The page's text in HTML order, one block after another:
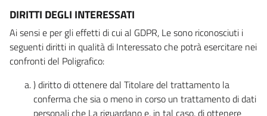
DIRITTI DEGLI INTERESSATI
Ai sensi e per gli effetti di cui al GDPR, Le sono riconosciuti i
seguenti diritti in qualità di Interessato che potrà esercitare nei
confronti del Poligrafico:
) diritto di ottenere dal Titolare del trattamento la
conferma che sia o meno in corso un trattamento di dati
personali che La riguardano e, in tal caso, di ottenere